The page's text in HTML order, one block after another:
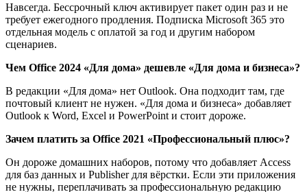
Навсегда. Бессрочный ключ активирует пакет один раз и не
требует ежегодного продления. Подписка Microsoft 365 это
отдельная модель с оплатой за год и другим набором
сценариев.
Чем Office 2024 «Для дома» дешевле «Для дома и бизнеса»?
В редакции «Для дома» нет Outlook. Она подходит там, где
почтовый клиент не нужен. «Для дома и бизнеса» добавляет
Outlook к Word, Excel и PowerPoint и стоит дороже.
Зачем платить за Office 2021 «Профессиональный плюс»?
Он дороже домашних наборов, потому что добавляет Access
для баз данных и Publisher для вёрстки. Если эти приложения
не нужны, переплачивать за профессиональную редакцию